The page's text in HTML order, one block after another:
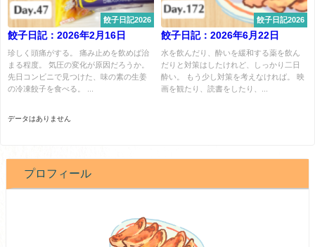
餃子日記2026
餃子日記：2026年2月16日
珍しく頭痛がする。 痛み止めを飲めば治
まる程度。 気圧の変化が原因だろうか。
先日コンビニで見つけた、味の素の生姜
の冷凍餃子を食べる。 ...
餃子日記2026
餃子日記：2026年6月22日
水を飲んだり、酔いを緩和する薬を飲ん
だりと対策はしたけれど、しっかり二日
酔い。 もう少し対策を考えなければ。 映
画を観たり、読書をしたり、...
データはありません
プロフィール